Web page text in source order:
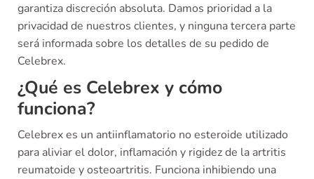
garantiza discreción absoluta. Damos prioridad a la
privacidad de nuestros clientes, y ninguna tercera parte
será informada sobre los detalles de su pedido de
Celebrex.
¿Qué es Celebrex y cómo
funciona?
Celebrex es un antiinflamatorio no esteroide utilizado
para aliviar el dolor, inflamación y rigidez de la artritis
reumatoide y osteoartritis. Funciona inhibiendo una